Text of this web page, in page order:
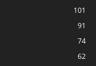
101
91
74
62